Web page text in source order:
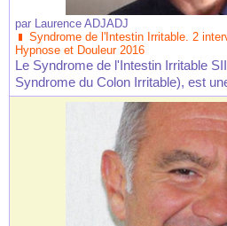
par Laurence ADJADJ
Syndrome de l'Intestin Irritable. 2
Hypnose et Douleur 2016
Le Syndrome de l'Intestin Irritable
Syndrome du Colon Irritable), est